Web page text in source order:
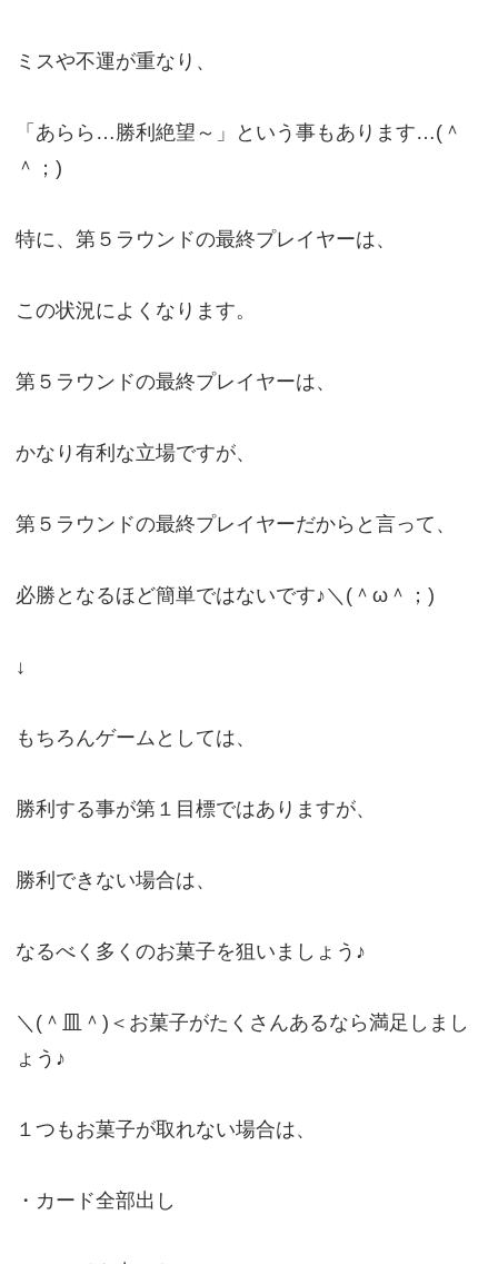
ミスや不運が重なり、
「あらら…勝利絶望～」という事もあります…(＾
＾；)
特に、第５ラウンドの最終プレイヤーは、
この状況によくなります。
第５ラウンドの最終プレイヤーは、
かなり有利な立場ですが、
第５ラウンドの最終プレイヤーだからと言って、
必勝となるほど簡単ではないです♪＼(＾ω＾；)
↓
もちろんゲームとしては、
勝利する事が第１目標ではありますが、
勝利できない場合は、
なるべく多くのお菓子を狙いましょう♪
＼(＾皿＾)＜お菓子がたくさんあるなら満足しまし
ょう♪
１つもお菓子が取れない場合は、
・カード全部出し